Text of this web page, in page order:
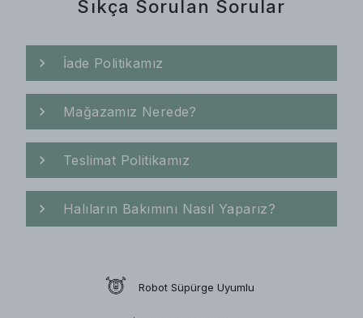
Sıkça Sorulan Sorular
İade Politikamız
Mağazamız Nerede?
Teslimat Politikamız
Halıların Bakımını Nasıl Yaparız?
Robot Süpürge Uyumlu